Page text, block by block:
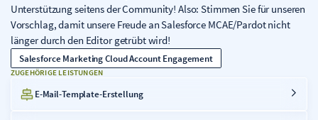
Unterstützung seitens der Community! Also: Stimmen Sie für unseren
Vorschlag, damit unsere Freude an Salesforce MCAE/Pardot nicht
länger durch den Editor getrübt wird!
ZUGEHÖRIGE LEISTUNGEN
E-Mail-Template-Erstellung
Salesforce Marketing Cloud Account Engagement